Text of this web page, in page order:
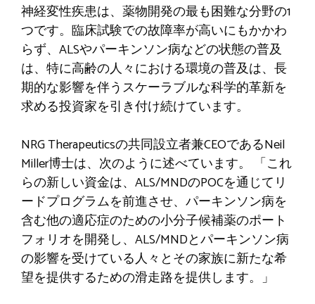
神経変性疾患は、薬物開発の最も困難な分野の1
つです。臨床試験での故障率が高いにもかかわ
らず、ALSやパーキンソン病などの状態の普及
は、特に高齢の人々における環境の普及は、長
期的な影響を伴うスケーラブルな科学的革新を
求める投資家を引き付け続けています。
NRG Therapeuticsの共同設立者兼CEOであるNeil
Miller博士は、次のように述べています。 「これ
らの新しい資金は、ALS/MNDのPOCを通じてリ
ードプログラムを前進させ、パーキンソン病を
含む他の適応症のための小分子候補薬のポート
フォリオを開発し、ALS/MNDとパーキンソン病
の影響を受けている人々とその家族に新たな希
望を提供するための滑走路を提供します。」